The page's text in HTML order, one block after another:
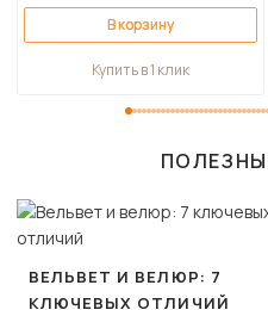
В корзину
Купить в 1 клик
ВЕЛЬВЕТ И ВЕЛЮР: 7
КЛЮЧЕВЫХ ОТЛИЧИЙ